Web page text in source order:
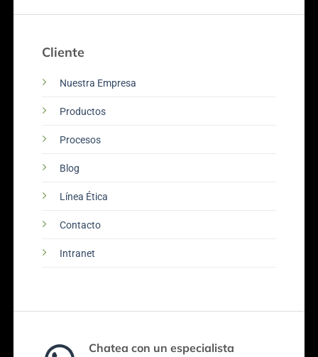
Cliente
Nuestra Empresa
Productos
Procesos
Blog
Línea Ética
Contacto
Intranet
Chatea con un especialista